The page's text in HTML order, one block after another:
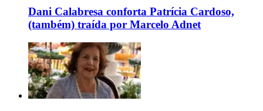
Dani Calabresa conforta Patrícia Cardoso,
(também) traída por Marcelo Adnet